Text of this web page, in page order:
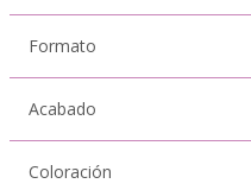
Formato
Acabado
Coloración